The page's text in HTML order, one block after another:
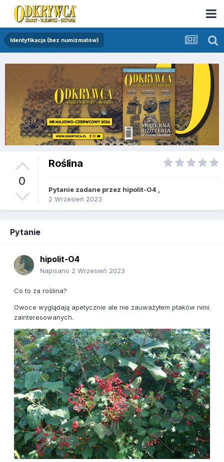
Identyfikacja (bez numizmatów)
0
Roślina
Pytanie zadane przez hipolit-O4
2 Wrzesień 2023
Pytanie
hipolit-O4
Napisano 2 Wrzesień 2023
Co to za roślina?
Owoce wyglądają apetycznie ale nie zauważyłem ptaków nimi
zainteresowanych.